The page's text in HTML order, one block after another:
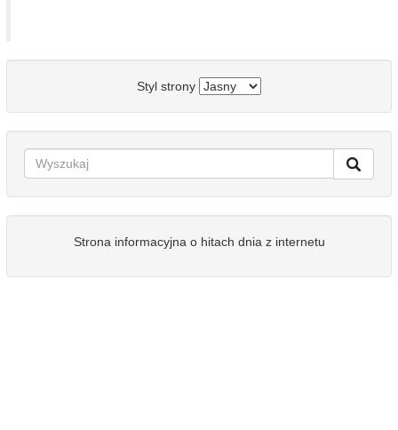
Styl strony
Strona informacyjna o hitach dnia z internetu